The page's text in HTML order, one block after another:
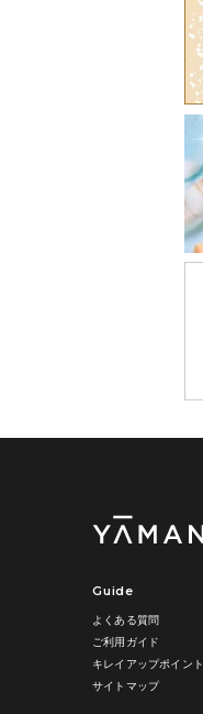
Guide
よくある質問
ご利用ガイド
キレイアップポイント
サイトマップ